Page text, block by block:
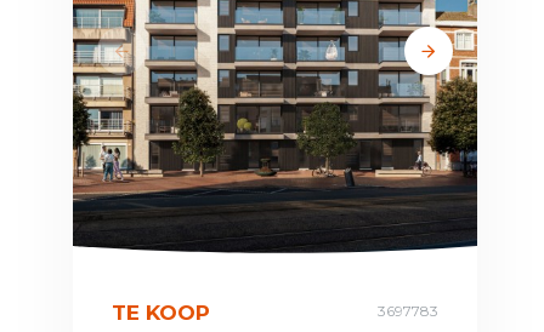
TE KOOP 3697783